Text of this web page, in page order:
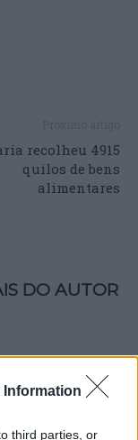
Information
third parties, or
recolheu 4915
quilos de bens
alimentares
DO AUTOR